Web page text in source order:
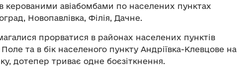
керованими авіабомбами по населених пунктах
Новопавлівка, Філія, Дачне.
прорватися в районах населених пунктів
та в бік населеного пункту Андріївка-Клевцове на
дотепер триває одне боєзіткнення.